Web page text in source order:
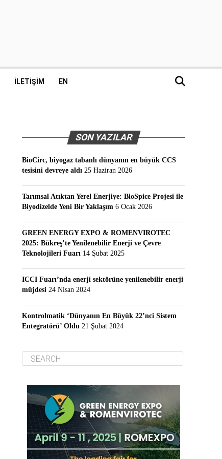
İLETIŞIM EN
SON YAZILAR
BioCirc, biyogaz tabanlı dünyanın en büyük CCS
tesisini devreye aldı 25 Haziran 2026
Tarımsal Atıktan Yerel Enerjiye: BioSpice Projesi ile
Biyodizelde Yeni Bir Yaklaşım 6 Ocak 2026
GREEN ENERGY EXPO & ROMENVIROTEC
2025: Bükreş’te Yenilenebilir Enerji ve Çevre
Teknolojileri Fuarı 14 Şubat 2025
ICCI Fuarı’nda enerji sektörüne yenilenebilir enerji
müjdesi 24 Nisan 2024
Kontrolmatik ‘Dünyanın En Büyük 22’nci Sistem
Entegratörü’ Oldu 21 Şubat 2024